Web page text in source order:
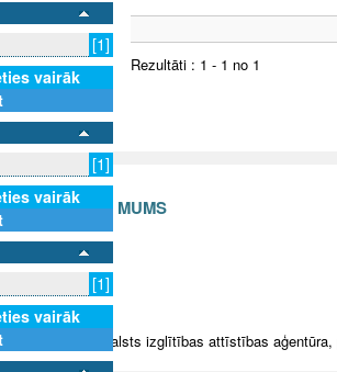
[1]
vairāk
[1]
vairāk
[1]
vairāk
Rezultāti : 1 - 1 no 1
SAZINIES AR MUMS
info@niid.lv
© 2025 Valsts izglītības attīstības